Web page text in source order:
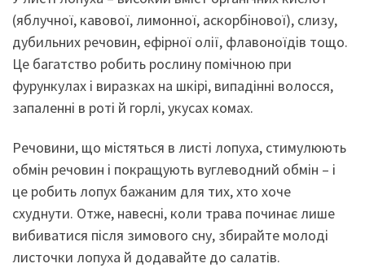
(яблучної, кавової, лимонної, аскорбінової), слизу,
дубильних речовин, ефірної олії, флавоноїдів тощо.
Це багатство робить рослину помічною при
фурункулах і виразках на шкірі, випадінні волосся,
запаленні в роті й горлі, укусах комах.
Речовини, що містяться в листі лопуха, стимулюють
обмін речовин і покращують вуглеводний обмін – і
це робить лопух бажаним для тих, хто хоче
схуднути. Отже, навесні, коли трава починає лише
вибиватися після зимового сну, збирайте молоді
листочки лопуха й додавайте до салатів.